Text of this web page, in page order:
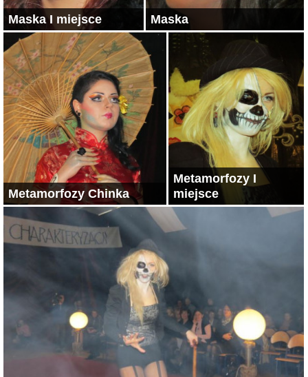
Maska I miejsce Maska
Metamorfozy Chinka
Metamorfozy I
miejsce